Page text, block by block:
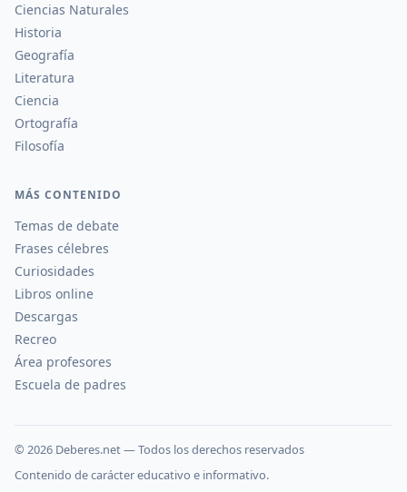
Ciencias Naturales
Historia
Geografía
Literatura
Ciencia
Ortografía
Filosofía
MÁS CONTENIDO
Temas de debate
Frases célebres
Curiosidades
Libros online
Descargas
Recreo
Área profesores
Escuela de padres
© 2026 Deberes.net — Todos los derechos reservados
Contenido de carácter educativo e informativo.